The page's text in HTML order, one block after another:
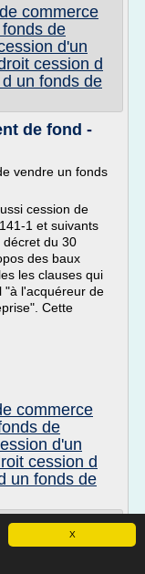
X
commerce
de
d'un
cession d
un fonds de
de fond -
vendre un fonds
cession de
1 et suivants
du 30
des baux
les clauses qui
"à l'acquéreur de
Cette
commerce
de
d'un
cession d
un fonds de
bail rural